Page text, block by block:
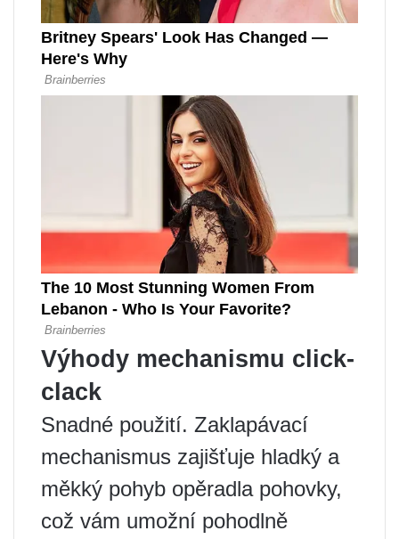
Výhody mechanismu click-
clack
Snadné použití. Zaklapávací
mechanismus zajišťuje hladký a
měkký pohyb opěradla pohovky,
což vám umožní pohodlně